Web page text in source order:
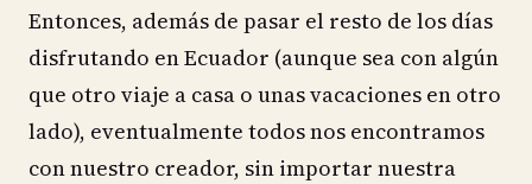
Entonces, además de pasar el resto de los días
disfrutando en Ecuador (aunque sea con algún
que otro viaje a casa o unas vacaciones en otro
lado), eventualmente todos nos encontramos
con nuestro creador, sin importar nuestra